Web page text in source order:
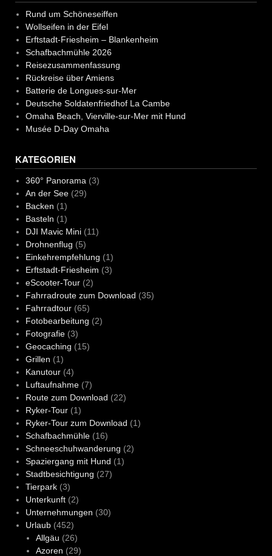
Rund um Schöneseiffen
Wollseifen in der Eifel
Erftstadt-Friesheim – Blankenheim
Schafbachmühle 2026
Reisezusammenfassung
Rückreise über Amiens
Batterie de Longues-sur-Mer
Deutsche Soldatenfriedhof La Cambe
Omaha Beach, Vierville-sur-Mer mit Hund
Musée D-Day Omaha
KATEGORIEN
360° Panorama (3)
An der See(29)
Backen (1)
Basteln (1)
DJI Mavic Mini(11)
Drohnenflug (5)
Einkehrempfehlung (1)
Erftstadt-Friesheim (3)
eScooter-Tour(2)
Fahrradroute zum Download (35)
Fahrradtour(65)
Fotobearbeitung (2)
Fotografie(3)
Geocaching (15)
Grillen (1)
Kanutour(4)
Luftaufnahme(7)
Route zum Download (22)
Ryker-Tour(1)
Ryker-Tour zum Download (1)
Schafbachmühle(16)
Schneeschuhwanderung (2)
Spaziergang mit Hund (1)
Stadtbesichtigung (27)
Tierpark(3)
Unterkunft(2)
Unternehmungen (30)
Urlaub(452)
Allgäu (26)
Azoren (29)